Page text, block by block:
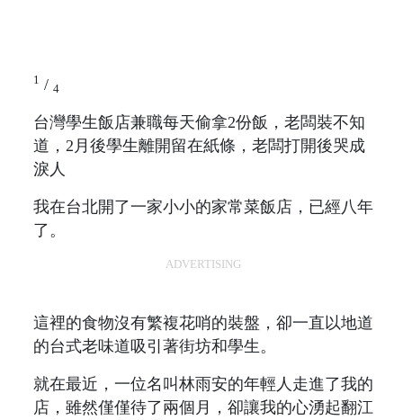
1 / 4
台灣學生飯店兼職每天偷拿2份飯，老闆裝不知
道，2月後學生離開留在紙條，老闆打開後哭成
淚人
我在台北開了一家小小的家常菜飯店，已經八年
了。
ADVERTISING
這裡的食物沒有繁複花哨的裝盤，卻一直以地道
的台式老味道吸引著街坊和學生。
就在最近，一位名叫林雨安的年輕人走進了我的
店，雖然僅僅待了兩個月，卻讓我的心湧起翻江